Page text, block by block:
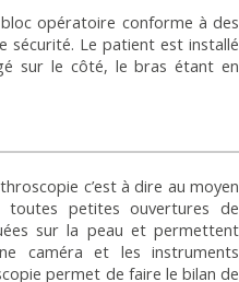
opératoire conforme à des
Le patient est installé
sur le côté, le bras étant en
c’est à dire au moyen
toutes petites ouvertures de
sur la peau et permettent
caméra et les instruments
permet de faire le bilan de